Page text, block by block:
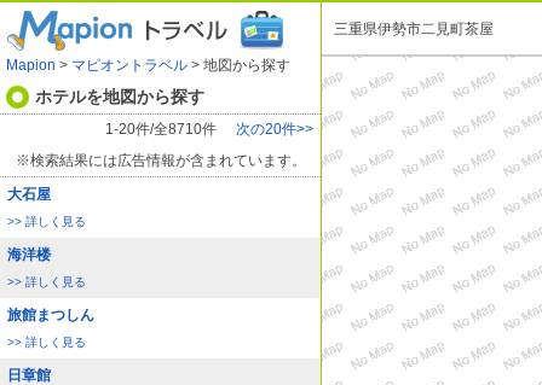
Mapion > マピオントラベル > 地図から探す
ホテルを地図から探す
1-20件/全8710件
次の20件>>
※検索結果には広告情報が含まれています。
大石屋
>> 詳しく見る
海洋楼
>> 詳しく見る
旅館まつしん
>> 詳しく見る
日章館
三重県伊勢市二見町茶屋